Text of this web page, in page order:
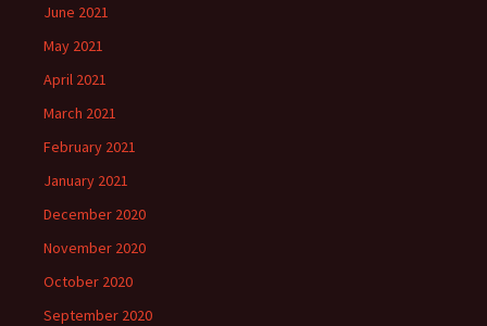
June 2021
May 2021
April 2021
March 2021
February 2021
January 2021
December 2020
November 2020
October 2020
September 2020